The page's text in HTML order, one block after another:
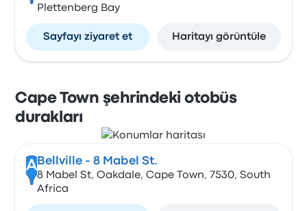
Plettenberg Bay
Sayfayı ziyaret et Haritayı görüntüle
Cape Town şehrindeki otobüs
durakları
A Bellville - 8 Mabel St.
8 Mabel St, Oakdale, Cape Town, 7530, South
Africa